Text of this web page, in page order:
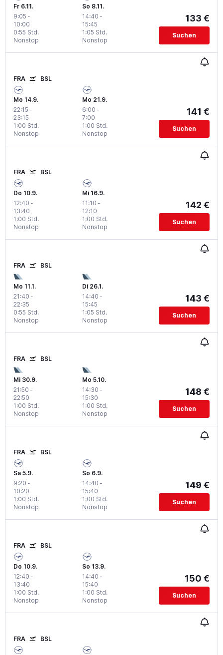
Fr 6.11.
9:05 -
10:00
Nonstop
0:55 Std.
So 8.11.
14:40 -
15:45
Nonstop
1:05 Std.
133 €
Suchen
FRA BSL
Mo 14.9.
22:15 -
23:15
Nonstop
1:00 Std.
Mo 21.9.
6:00 -
7:00
Nonstop
1:00 Std.
141 €
Suchen
FRA BSL
Do 10.9.
12:40 -
13:40
Nonstop
1:00 Std.
Mi 16.9.
11:10 -
12:10
Nonstop
1:00 Std.
142 €
Suchen
FRA BSL
Mo 11.1.
21:40 -
22:35
Nonstop
0:55 Std.
Di 26.1.
14:40 -
15:45
Nonstop
1:05 Std.
143 €
Suchen
FRA BSL
Mi 30.9.
21:50 -
22:50
Nonstop
1:00 Std.
Mo 5.10.
14:30 -
15:30
Nonstop
1:00 Std.
148 €
Suchen
FRA BSL
Sa 5.9.
9:20 -
10:20
Nonstop
1:00 Std.
So 6.9.
14:40 -
15:40
Nonstop
1:00 Std.
149 €
Suchen
FRA BSL
Do 10.9.
12:40 -
13:40
Nonstop
1:00 Std.
So 13.9.
14:40 -
15:40
Nonstop
1:00 Std.
150 €
Suchen
FRA BSL